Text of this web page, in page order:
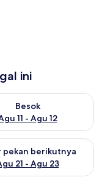
ini
- Agu 11
Besok
11 - Agu 12
untuk
14 - Agu 16
pekan berikutnya
21 - Agu 23
untuk